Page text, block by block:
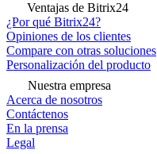
Ventajas de Bitrix24
¿Por qué Bitrix24?
Opiniones de los clientes
Compare con otras soluciones
Personalización del producto
Nuestra empresa
Acerca de nosotros
Contáctenos
En la prensa
Legal